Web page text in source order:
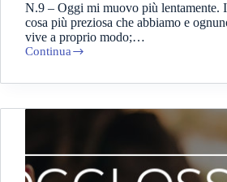
N.9 – Oggi mi muovo più lentamente.
cosa più preziosa che abbiamo e
vive a proprio modo;…
Continua
Lentezza